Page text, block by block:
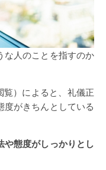
な人のことを指すのか
）によると、礼儀正
度がきちんとしている
や態度がしっかりとし